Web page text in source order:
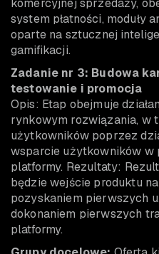
komercyjnej sprzedaży,
system płatności, moduły
oparte na sztucznej
gamifikacji.
Zadanie nr 3: Budowa
testowanie i promocja
Opis: Etap obejmuje
rynkowym rozwiązania, w
użytkowników poprzez
wsparcie użytkowników w
platformy. Rezultaty:
będzie wejście produktu
pozyskaniem pierwszych
dokonaniem pierwszych
platformy.